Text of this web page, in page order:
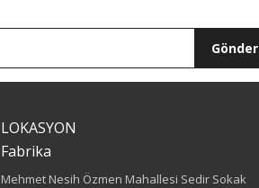
Gönder
LOKASYON
Fabrika
Mehmet Nesih Özmen Mahallesi Sedir Sokak